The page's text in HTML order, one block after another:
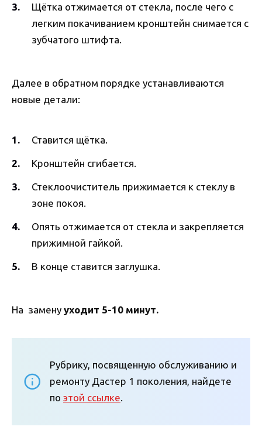
Щётка отжимается от стекла, после чего с
легким покачиванием кронштейн снимается с
зубчатого штифта.
Далее в обратном порядке устанавливаются
новые детали:
Ставится щётка.
Кронштейн сгибается.
Стеклоочиститель прижимается к стеклу в
зоне покоя.
Опять отжимается от стекла и закрепляется
прижимной гайкой.
В конце ставится заглушка.
На замену уходит 5-10 минут.
Рубрику, посвященную обслуживанию и
ремонту Дастер 1 поколения, найдете
по этой ссылке.